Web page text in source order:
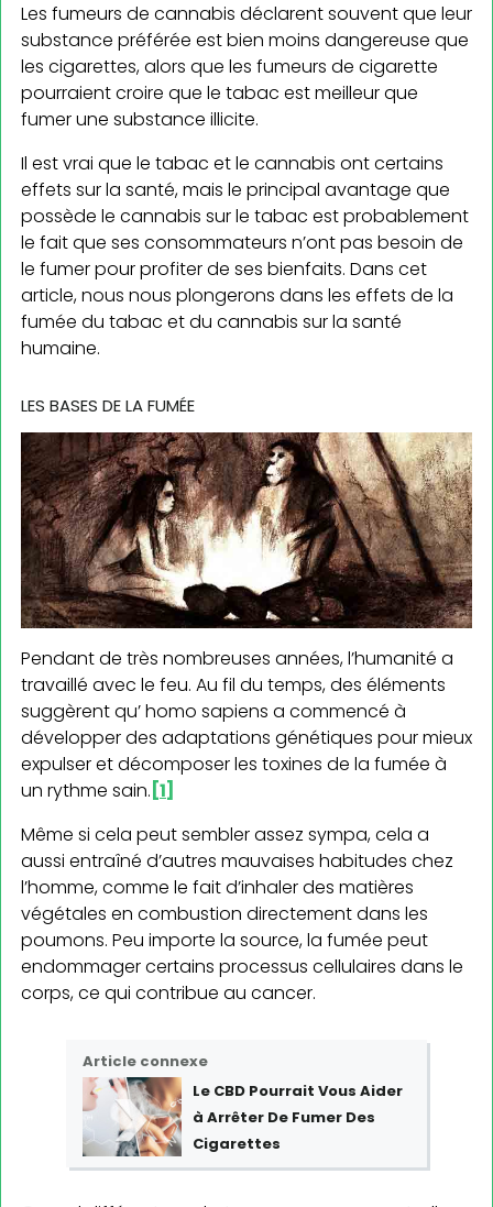
Les fumeurs de cannabis déclarent souvent que leur
substance préférée est bien moins dangereuse que
les cigarettes, alors que les fumeurs de cigarette
pourraient croire que le tabac est meilleur que
fumer une substance illicite.
Il est vrai que le tabac et le cannabis ont certains
effets sur la santé, mais le principal avantage que
possède le cannabis sur le tabac est probablement
le fait que ses consommateurs n’ont pas besoin de
le fumer pour profiter de ses bienfaits. Dans cet
article, nous nous plongerons dans les effets de la
fumée du tabac et du cannabis sur la santé
humaine.
LES BASES DE LA FUMÉE
Pendant de très nombreuses années, l’humanité a
travaillé avec le feu. Au fil du temps, des éléments
suggèrent qu’ homo sapiens a commencé à
développer des adaptations génétiques pour mieux
expulser et décomposer les toxines de la fumée à
un rythme sain. [1]
Même si cela peut sembler assez sympa, cela a
aussi entraîné d’autres mauvaises habitudes chez
l’homme, comme le fait d’inhaler des matières
végétales en combustion directement dans les
poumons. Peu importe la source, la fumée peut
endommager certains processus cellulaires dans le
corps, ce qui contribue au cancer.
Article connexe
Le CBD Pourrait Vous Aider
à Arrêter De Fumer Des
Cigarettes